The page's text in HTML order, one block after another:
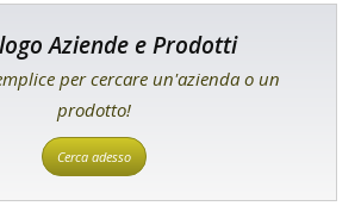
Aziende e Prodotti
per cercare un'azienda o un
prodotto!
Cerca adesso